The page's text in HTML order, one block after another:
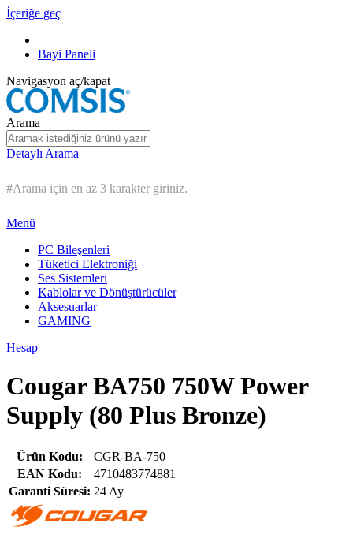
İçeriğe geç
Bayi Paneli
Navigasyon aç/kapat
Arama
Detaylı Arama
#Arama için en az 3 karakter giriniz.
Menü
PC Bileşenleri
Tüketici Elektroniği
Ses Sistemleri
Kablolar ve Dönüştürücüler
Aksesuarlar
GAMING
Hesap
Cougar BA750 750W Power
Supply (80 Plus Bronze)
Ürün Kodu:
CGR-BA-750
EAN Kodu:
4710483774881
Garanti Süresi: 24 Ay